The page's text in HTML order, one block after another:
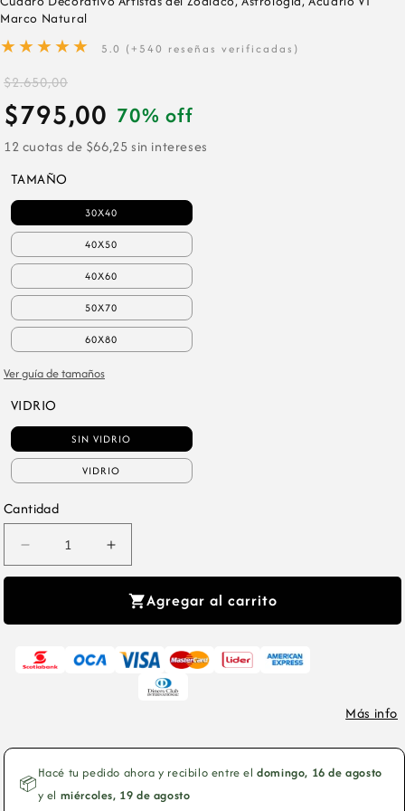
Marco Natural
★★★★★ 5.0 (+540 reseñas verificadas)
$2.650,00
$795,00 70% off
12 cuotas de $66,25 sin intereses
TAMAÑO
30X40
40X50
40X60
50X70
60X80
Ver guía de tamaños
VIDRIO
SIN VIDRIO
VIDRIO
Cantidad
Reducir
cantidad
Cuadro
Artistas
Acuario
VI
Marco
Aumentar
cantidad
para
Cuadro
Artistas
Acuario
VI
Marco
Agregar al carrito
Más info
📦
Hacé tu pedido ahora y recibilo entre eldomingo, 16 de agosto
y el miércoles, 19 de agosto